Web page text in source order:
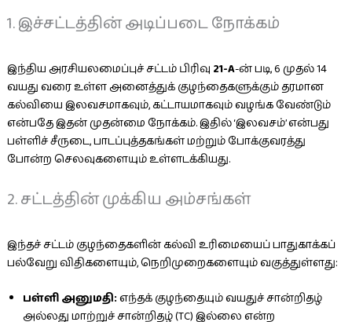
1. இச்சட்டத்தின் அடிப்படை நோக்கம்
இந்திய அரசியலமைப்புச் சட்டம் பிரிவு 21-A-ன் படி, 6 முதல் 14
வயது வரை உள்ள அனைத்துக் குழந்தைகளுக்கும் தரமான
கல்வியை இலவசமாகவும், கட்டாயமாகவும் வழங்க வேண்டும்
என்பதே இதன் முதன்மை நோக்கம். இதில் ‘இலவசம்’ என்பது
பள்ளிச் சீருடை, பாடப்புத்தகங்கள் மற்றும் போக்குவரத்து
போன்ற செலவுகளையும் உள்ளடக்கியது.
2. சட்டத்தின் முக்கிய அம்சங்கள்
இந்தச் சட்டம் குழந்தைகளின் கல்வி உரிமையைப் பாதுகாக்கப்
பல்வேறு விதிகளையும், நெறிமுறைகளையும் வகுத்துள்ளது:
பள்ளி அனுமதி:எந்தக் குழந்தையும் வயதுச் சான்றிதழ்
அல்லது மாற்றுச் சான்றிதழ் (TC) இல்லை என்ற